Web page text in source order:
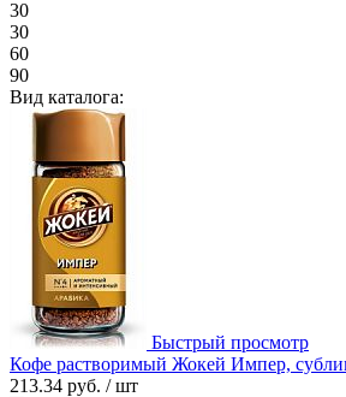
30
30
60
90
Вид каталога:
Быстрый просмотр
Кофе растворимый Жокей Импер,
213.34 руб. / шт